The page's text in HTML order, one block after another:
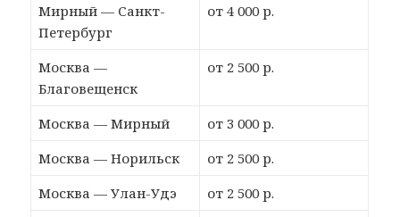
Мирный — Санкт-
Петербург
от 4 000 р.
Москва —
Благовещенск
от 2 500 р.
Москва — Мирный
от 3 000 р.
Москва — Норильск
от 2 500 р.
Москва — Улан-Удэ
от 2 500 р.